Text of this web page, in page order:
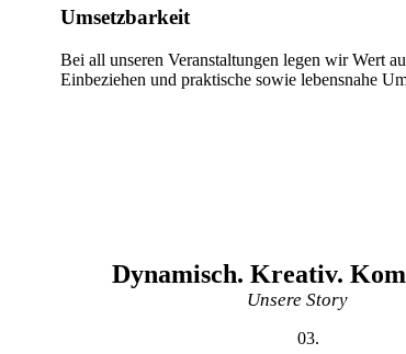
Umsetzbarkeit
Bei all unseren Veranstaltungen legen wir Wert
Einbeziehen und praktische sowie lebensnahe
Dynamisch. Kreativ.
Unsere Story
03.